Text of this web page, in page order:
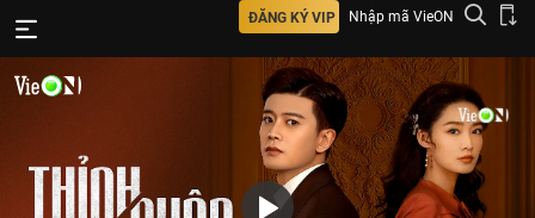
ĐĂNG KÝ VIP Nhập mã VieON